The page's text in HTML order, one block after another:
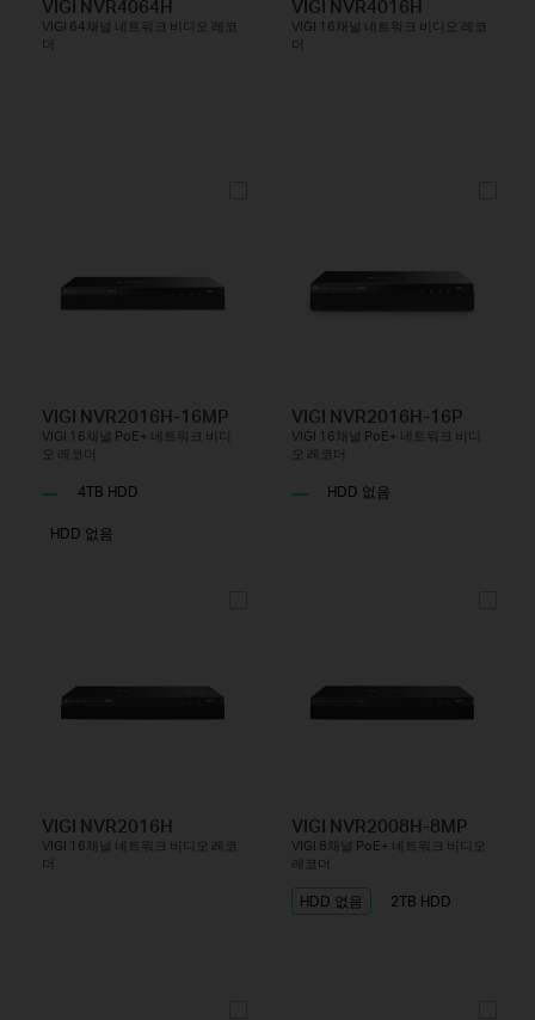
VIGI NVR4064H
VIGI 64채널 네트워크 비디오 레코
더
VIGI NVR4016H
VIGI 16채널 네트워크 비디오 레코
더
VIGI NVR2016H-16MP
VIGI 16채널 PoE+ 네트워크 비디
오 레코더
4TB HDD
HDD 없음
VIGI NVR2016H-16P
VIGI 16채널 PoE+ 네트워크 비디
오 레코더
HDD 없음
VIGI NVR2016H
VIGI 16채널 네트워크 비디오 레코
더
VIGI NVR2008H-8MP
VIGI 8채널 PoE+ 네트워크 비디오
레코더
HDD 없음 2TB HDD